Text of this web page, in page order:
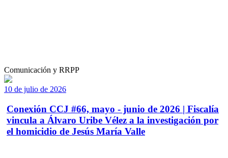
Comunicación y RRPP
10 de julio de 2026
Conexión CCJ #66, mayo - junio de 2026 | Fiscalía
vincula a Álvaro Uribe Vélez a la investigación por
el homicidio de Jesús María Valle